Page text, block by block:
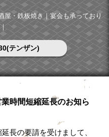
屋・鉄板焼き｜宴会も承っており
テンザン)
時間短縮延長のお知ら
長の要請を受けまして、